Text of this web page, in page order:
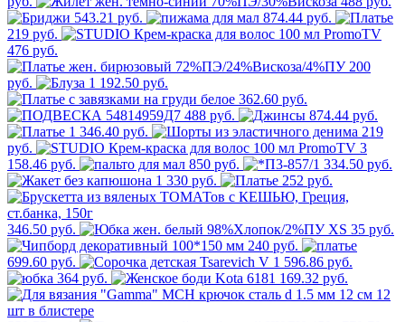
543.21 руб.
874.44 руб.
219 руб.
476 руб.
200
руб.
1 192.50 руб.
362.60 руб.
488 руб.
874.44 руб.
1 346.40 руб.
219
руб.
3
158.46 руб.
850 руб.
334.50 руб.
1 330 руб.
252 руб.
346.50 руб.
35 руб.
240 руб.
699.60 руб.
596.86 руб.
364 руб.
169.32 руб.